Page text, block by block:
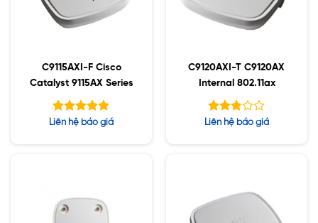
C9115AXI-F Cisco
Catalyst 9115AX Series
Được xếp
Liên hệ báo giá
C9120AXI-T C9120AX
Internal 802.11ax
Được
Liên hệ báo giá